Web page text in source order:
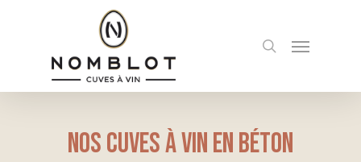
Menu
Nos cuves à vin en béton